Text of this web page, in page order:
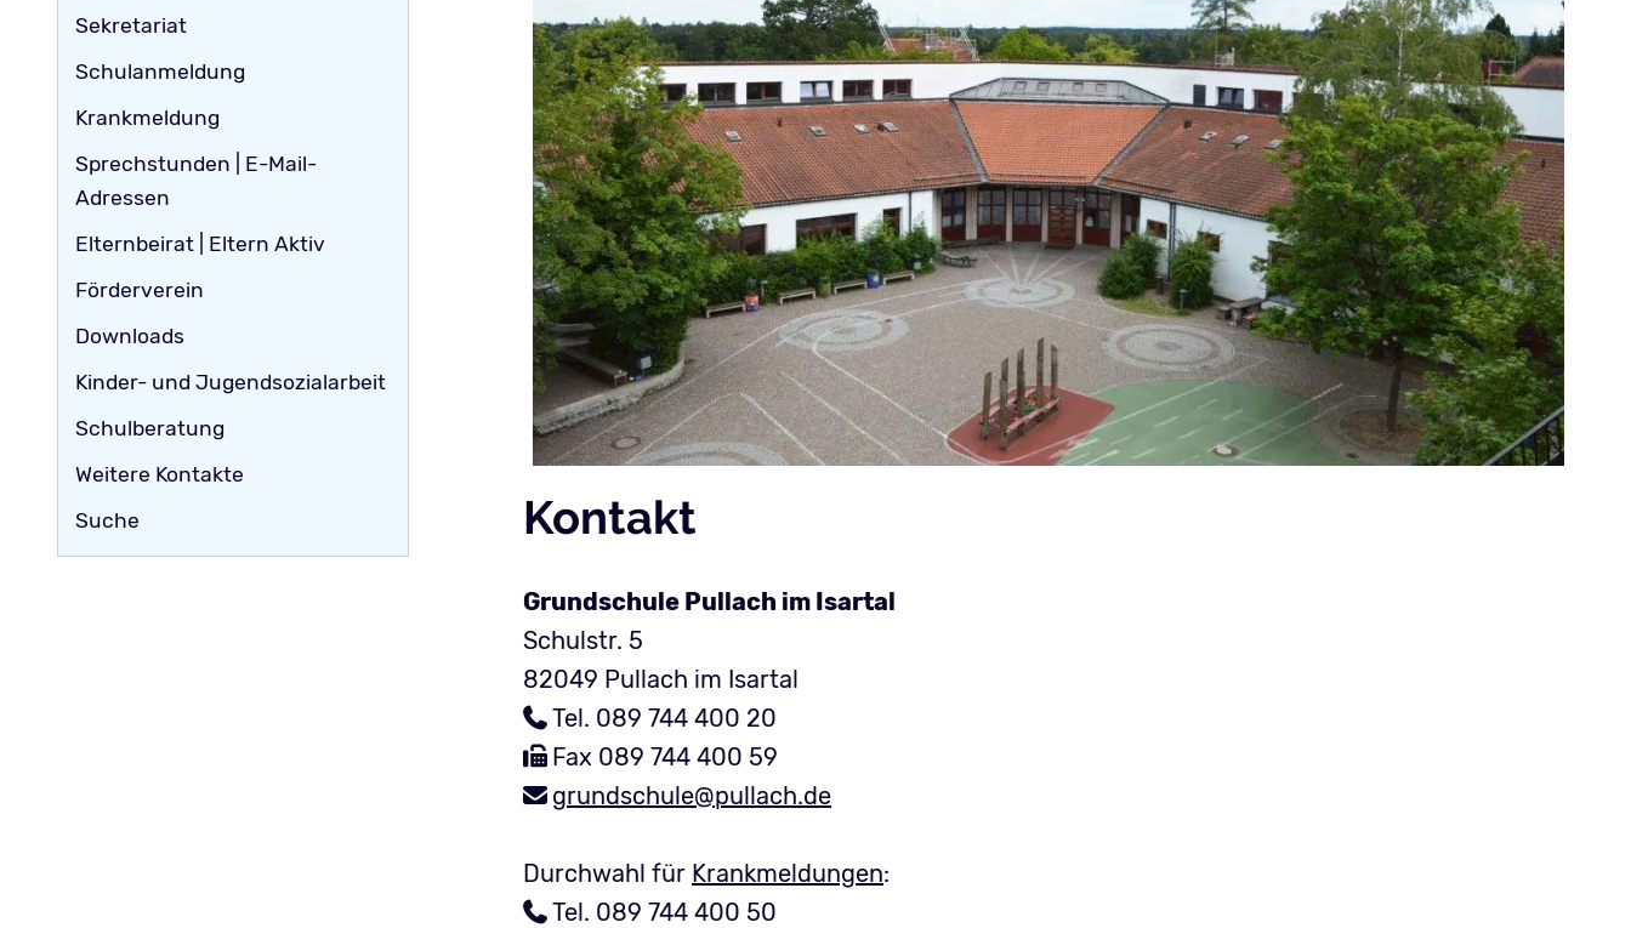
Isartal
Kontakt
Grundschule Pullach im Isartal
Schulstr. 5
82049 Pullach im Isartal
Tel. 089 744 400 20
Fax 089 744 400 59
grundschule@pullach.de
Durchwahl für Krankmeldungen:
Tel. 089 744 400 50
Sekretariat
Schulanmeldung
Krankmeldung
Sprechstunden | E-Mail-
Adressen
Elternbeirat | Eltern Aktiv
Förderverein
Downloads
Kinder- und Jugendsozialarbeit
Schulberatung
Weitere Kontakte
Suche